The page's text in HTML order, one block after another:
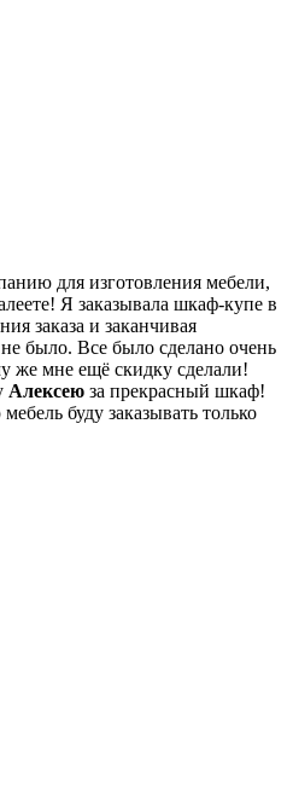
для изготовления мебели,
Я заказывала шкаф-купе в
заказа и заканчивая
было. Все было сделано очень
же мне ещё скидку сделали!
Алексею за прекрасный шкаф!
буду заказывать только